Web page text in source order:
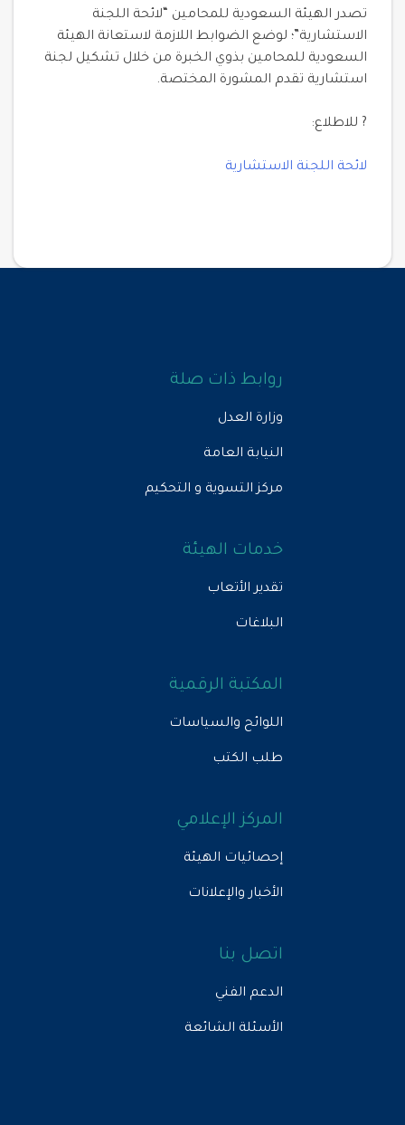
تصدر الهيئة السعودية للمحامين “لائحة اللجنة
الاستشارية”؛ لوضع الضوابط اللازمة لاستعانة الهيئة
السعودية للمحامين بذوي الخبرة من خلال تشكيل لجنة
استشارية تقدم المشورة المختصة.
? للاطلاع:
لائحة اللجنة الاستشارية
روابط ذات صلة
وزارة العدل
النيابة العامة
مركز التسوية و التحكيم
خدمات الهيئة
تقدير الأتعاب
البلاغات
المكتبة الرقمية
اللوائح والسياسات
طلب الكتب
المركز الإعلامي
إحصائيات الهيئة
الأخبار والإعلانات
اتصل بنا
الدعم الفني
الأسئلة الشائعة